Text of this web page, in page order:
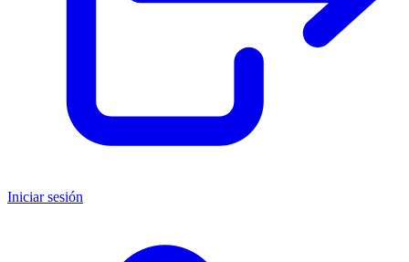
Iniciar sesión